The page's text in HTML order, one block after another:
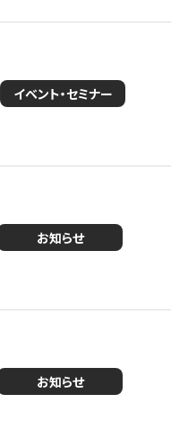
イベント・セミナー
お知らせ
お知らせ